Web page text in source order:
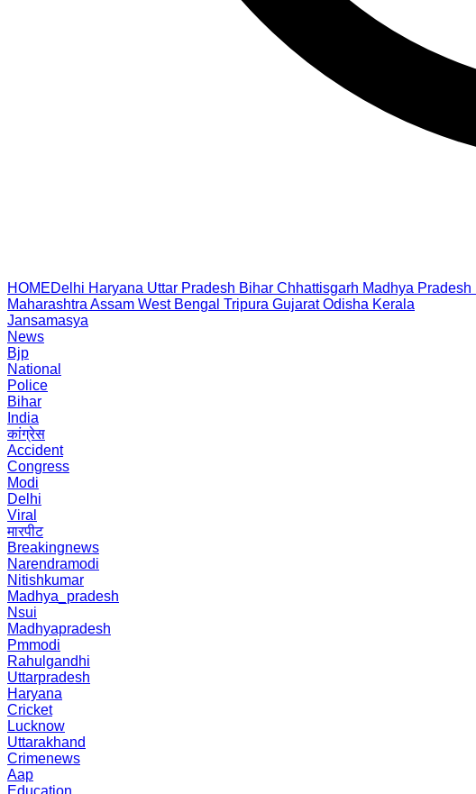
HOMEDelhi Haryana Uttar Pradesh Bihar Chhattisgarh Madhya Pradesh
Maharashtra Assam West Bengal Tripura Gujarat Odisha Kerala
Jansamasya
News
Bjp
National
Police
Bihar
India
कांग्रेस
Accident
Congress
Modi
Delhi
Viral
मारपीट
Breakingnews
Narendramodi
Nitishkumar
Madhya_pradesh
Nsui
Madhyapradesh
Pmmodi
Rahulgandhi
Uttarpradesh
Haryana
Cricket
Lucknow
Uttarakhand
Crimenews
Aap
Education